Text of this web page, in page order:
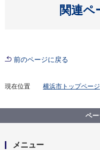
関連ペ
前のページに戻る
現在位置 横浜市トップページ
市立保育所調理業
ペ
メニュー